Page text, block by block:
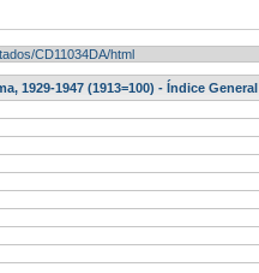
CD11034DA/html
1929-1947 (1913=100) - Índice General